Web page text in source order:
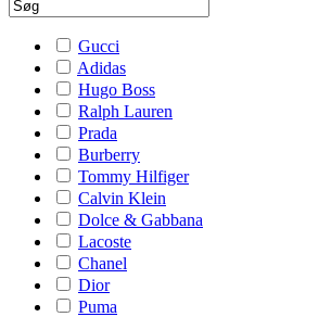
Gucci
Adidas
Hugo Boss
Ralph Lauren
Prada
Burberry
Tommy Hilfiger
Calvin Klein
Dolce & Gabbana
Lacoste
Chanel
Dior
Puma